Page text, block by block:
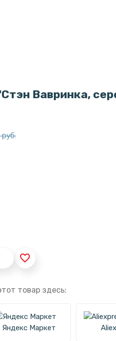
Вавринка,
favorite_border
товар здесь:
Яндекс Маркет